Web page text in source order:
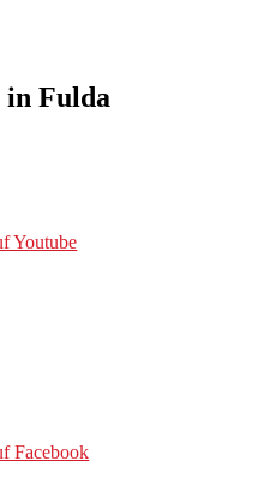
in Fulda